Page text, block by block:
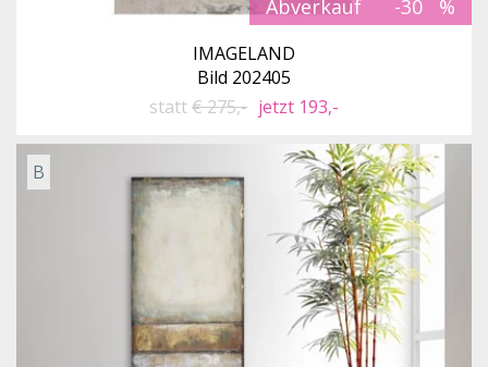
Abverkauf -30
IMAGELAND
Bild 202405
statt€ 275,- jetzt 193,-
B